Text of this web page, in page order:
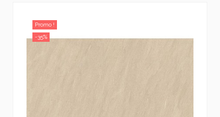
Promo !
-35%